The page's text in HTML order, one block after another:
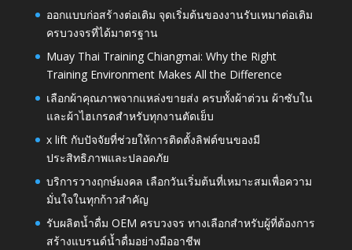
ออกแบบก่อสร้างต่อเติม จุดเริ่มต้นของงานรับเหมาต่อเติม
ครบวงจรที่ได้มาตรฐาน
Muay Thai Training Chiangmai: Why the Right
Training Environment Makes All the Difference
เลือกผ้าคุณภาพจากแหล่งขายส่ง ครบทั้งผ้าต่วน ผ้าซับใน
และผ้าไฮเกรดสำหรับทุกงานตัดเย็บ
x lift กับปัจจัยที่ช่วยให้การติดตั้งลิฟต์ขนของมี
ประสิทธิภาพและปลอดภัย
บริการวางฤกษ์มงคล เลือกวันเริ่มต้นที่เหมาะสมเพื่อความ
มั่นใจในทุกก้าวสำคัญ
รับผลิตน้ำดื่ม OEM ครบวงจร ทางเลือกสำหรับผู้ที่ต้องการ
สร้างแบรนด์น้ำดื่มอย่างมืออาชีพ